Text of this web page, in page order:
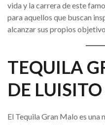
vida y la carrera de este
para aquellos que buscan
alcanzar sus propios
TEQUILA
DE
El Tequila Gran Malo es una